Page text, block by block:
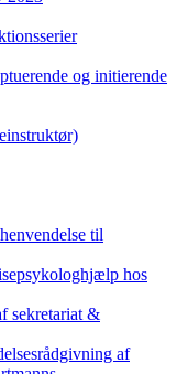
og initierende
til
hos
sekretariat &
af